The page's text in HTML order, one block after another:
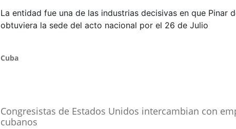
La entidad fue una de las industrias decisivas en que Pinar
obtuviera la sede del acto nacional por el 26 de Julio
Cuba
Congresistas de Estados Unidos intercambian con
cubanos